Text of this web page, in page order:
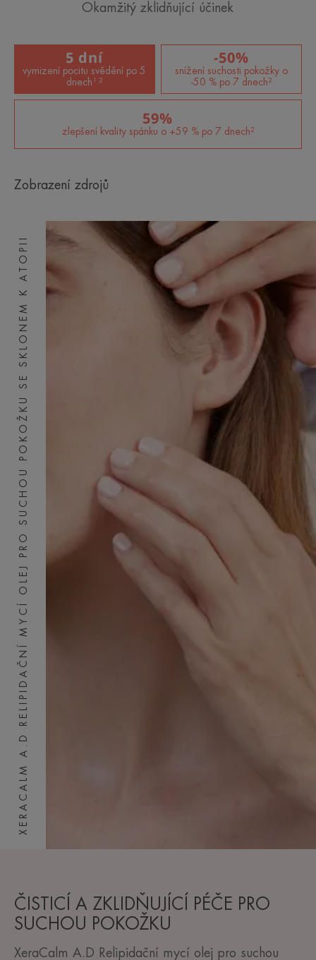
Okamžitý zklidňující účinek
5 dní
vymizení pocitu svědění po 5
dnech¹ ²
-50%
snížení suchosti pokožky o
-50 % po 7 dnech²
59%
zlepšení kvality spánku o +59 % po 7 dnech²
Zobrazení zdrojů
XERACALM A.D RELIPIDAČNÍ MYCÍ OLEJ PRO SUCHOU POKOŽKU SE SKLONEM K ATOPII
ČISTICÍ A ZKLIDŇUJÍCÍ PÉČE PRO
SUCHOU POKOŽKU
XeraCalm A.D Relipidační mycí olej pro suchou